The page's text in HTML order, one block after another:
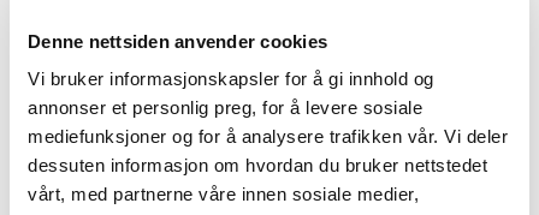
Denne nettsiden anvender cookies
Vi bruker informasjonskapsler for å gi innhold og
annonser et personlig preg, for å levere sosiale
mediefunksjoner og for å analysere trafikken vår. Vi deler
dessuten informasjon om hvordan du bruker nettstedet
vårt, med partnerne våre innen sosiale medier,
Klikk herfor å se og høre studentene selve
fortelle om sine funn.
Del denne artikkelen: